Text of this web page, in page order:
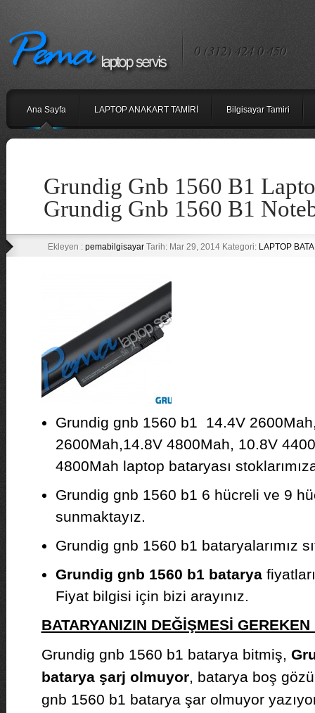
0 (312) 424 0 450
Ana Sayfa LAPTOP ANAKART TAMİRİ Bilgisayar Tamiri
Grundig Gnb 1560 B1
Grundig Gnb 1560 B1
Ekleyen : pemabilgisayarTarih: Mar 29, 2014 Kategori: LAPTOP
Grundig gnb 1560 b1 14.4V
2600Mah,14.8V 4800Mah, 10.8V
4800Mah laptop bataryası
Grundig gnb 1560 b1 6 hücreli ve 9
sunmaktayız.
Grundig gnb 1560 b1 bataryalarımız
Grundig gnb 1560 b1 batarya
Fiyat bilgisi için bizi arayınız.
BATARYANIZIN DEĞİŞMESİ
Grundig gnb 1560 b1 batarya bitmiş,
batarya şarj olmuyor, batarya boş
gnb 1560 b1 batarya şar olmuyor